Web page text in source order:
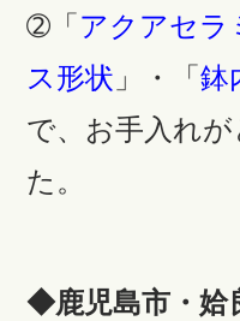
➁「 アクアセラ
ス形状 」・「鉢
で、お手入れ
た。
◆鹿児島市・姶